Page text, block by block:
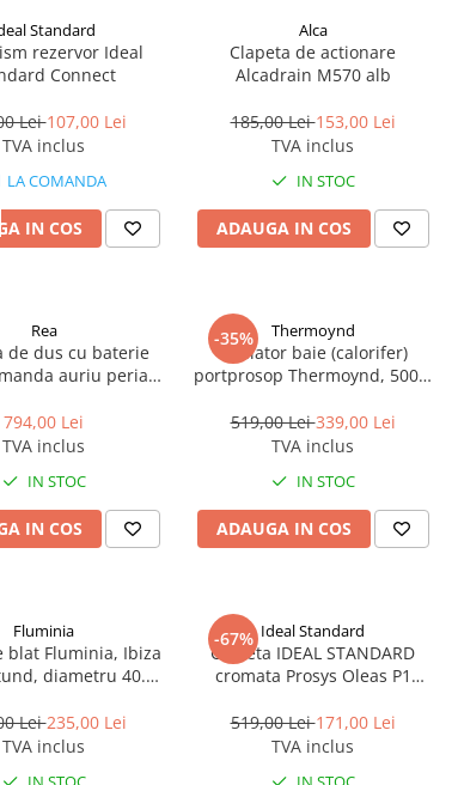
Standard
rezervor Ideal
Connect
Lei107,00 Lei
TVA inclus
LA COMANDA
IN COS
Alca
Clapeta de actionare
Alcadrain M570 alb
185,00 Lei153,00 Lei
TVA inclus
IN STOC
ADAUGA IN COS
Rea
de dus cu baterie
auriu periat
794,00 Lei
TVA inclus
IN STOC
IN COS
-35% Thermoynd
Radiator baie (calorifer)
portprosop Thermoynd, 500 x
accesorii incluse
519,00 Lei339,00 Lei
TVA inclus
IN STOC
ADAUGA IN COS
Fluminia
blat Fluminia, Ibiza
diametru 40.5
Lei235,00 Lei
TVA inclus
-67% Ideal Standard
Clapeta IDEAL STANDARD
cromata Prosys Oleas P1
519,00 Lei171,00 Lei
TVA inclus